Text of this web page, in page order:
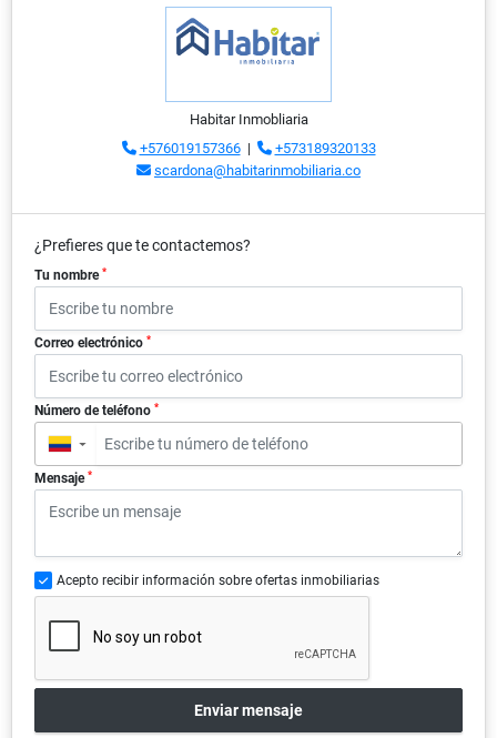
Habitar Inmobliaria
+576019157366|
+573189320133
scardona@habitarinmobiliaria.co
¿Prefieres que te contactemos?
Tu nombre *
Correo electrónico *
Número de teléfono *
▼
Mensaje *
Acepto recibir información sobre ofertas inmobiliarias
Enviar mensaje